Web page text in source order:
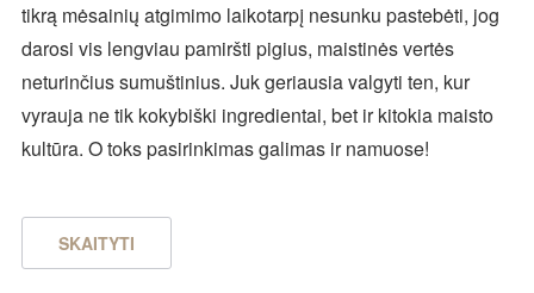
tikrą mėsainių atgimimo laikotarpį nesunku pastebėti, jog
darosi vis lengviau pamiršti pigius, maistinės vertės
neturinčius sumuštinius. Juk geriausia valgyti ten, kur
vyrauja ne tik kokybiški ingredientai, bet ir kitokia maisto
kultūra. O toks pasirinkimas galimas ir namuose!
SKAITYTI